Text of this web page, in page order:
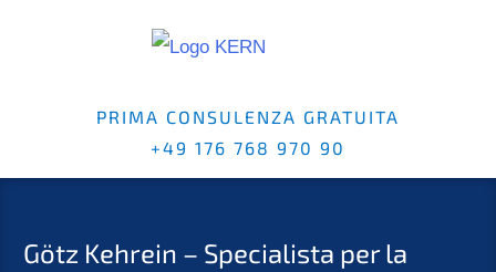
PRIMA CONSULENZA GRATUITA
+49 176 768 970 90
Götz Kehrein – Specialista per la